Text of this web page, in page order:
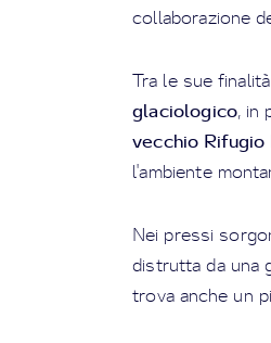
collaborazione
Tra le sue
glaciologico, in
vecchio Rifugio
l'ambiente
Nei pressi
distrutta da una
trova anche un